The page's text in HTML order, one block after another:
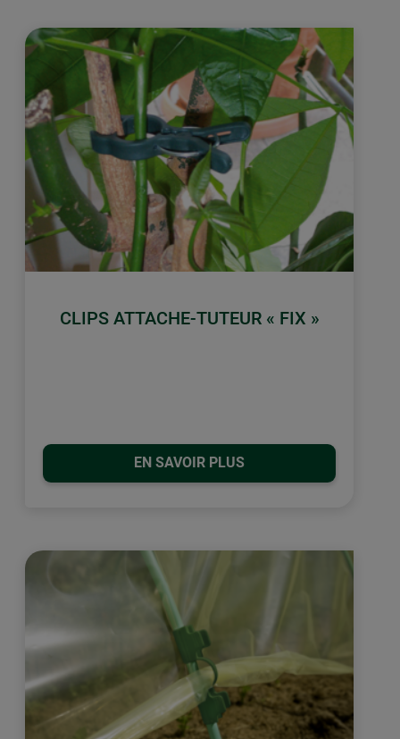
CLIPS ATTACHE-TUTEUR « FIX »
EN SAVOIR PLUS